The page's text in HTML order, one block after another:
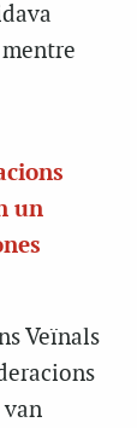
un
Veïnals
van